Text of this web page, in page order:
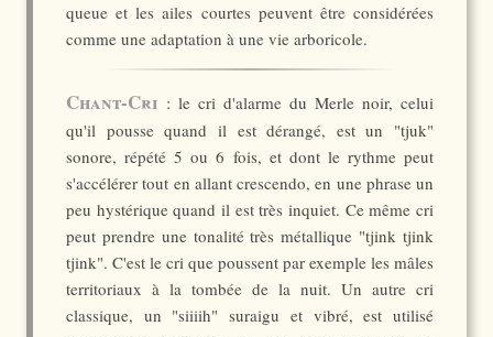
queue et les ailes courtes peuvent être considérées
comme une adaptation à une vie arboricole.
Chant-Cri : le cri d'alarme du Merle noir, celui
qu'il pousse quand il est dérangé, est un "tjuk"
sonore, répété 5 ou 6 fois, et dont le rythme peut
s'accélérer tout en allant crescendo, en une phrase un
peu hystérique quand il est très inquiet. Ce même cri
peut prendre une tonalité très métallique "tjink tjink
tjink". C'est le cri que poussent par exemple les mâles
territoriaux à la tombée de la nuit. Un autre cri
classique, un "siiiih" suraigu et vibré, est utilisé